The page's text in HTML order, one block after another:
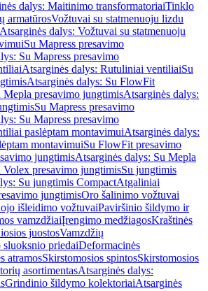
dalys: Maitinimo transformatoriaiTinklo
armatūrosVožtuvai su statmenuoju lizdu
Atsarginės dalys: Vožtuvai su statmenuoju
Su Mapress presavimo
Su Mapress presavimo
Atsarginės dalys: Rutuliniai ventiliaiSu
Atsarginės dalys: Su FlowFit
Mepla presavimo jungtimisAtsarginės dalys:
Su Mapress presavimo
Su Mapress presavimo
paslėptam montavimuiAtsarginės dalys:
montavimuiSu FlowFit presavimo
jungtimisAtsarginės dalys: Su Mepla
Volex presavimo jungtimisSu jungtimis
Su jungtimis CompactAtgaliniai
jungtimisOro šalinimo vožtuvai
išleidimo vožtuvaiPaviršinio šildymo ir
vamzdžiaiĮrengimo medžiagosKraštinės
juostosVamzdžių
priedaiDeformacinės
atramosSkirstomosios spintosSkirstomosios
asortimentasAtsarginės dalys:
Grindinio šildymo kolektoriaiAtsarginės